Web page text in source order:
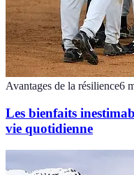
Avantages de la résilience6
Les bienfaits
vie quotidienne